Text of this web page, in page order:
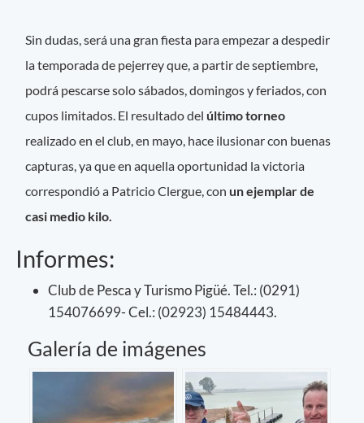
Sin dudas, será una gran fiesta para empezar a despedir
la temporada de pejerrey que, a partir de septiembre,
podrá pescarse solo sábados, domingos y feriados, con
cupos limitados. El resultado del último torneo
realizado en el club, en mayo, hace ilusionar con buenas
capturas, ya que en aquella oportunidad la victoria
correspondió a Patricio Clergue, con un ejemplar de
casi medio kilo.
Informes:
Club de Pesca y Turismo Pigüé. Tel.: (0291)
154076699- Cel.: (02923) 15484443.
Galería de imágenes